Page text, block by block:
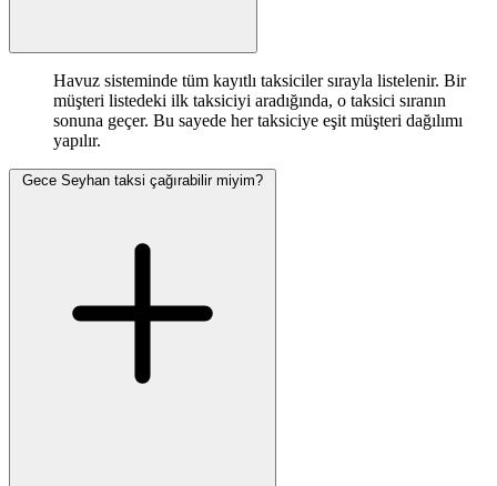
Havuz sisteminde tüm kayıtlı taksiciler sırayla listelenir. Bir
müşteri listedeki ilk taksiciyi aradığında, o taksici sıranın
sonuna geçer. Bu sayede her taksiciye eşit müşteri dağılımı
yapılır.
Gece Seyhan taksi çağırabilir miyim?